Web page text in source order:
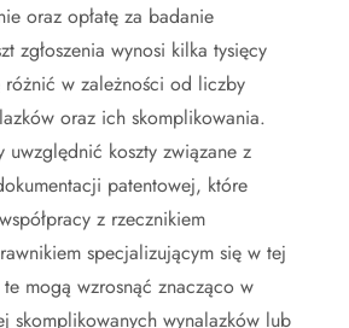
oraz opłatę za badanie
zgłoszenia wynosi kilka tysięcy
różnić w zależności od liczby
oraz ich skomplikowania.
uwzględnić koszty związane z
patentowej, które
z rzecznikiem
specjalizującym się w tej
mogą wzrosnąć znacząco w
skomplikowanych wynalazków lub